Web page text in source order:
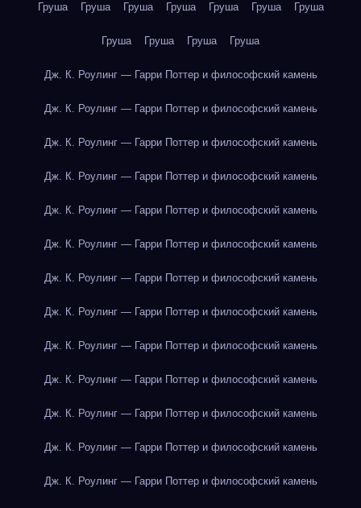
Груша Груша Груша Груша Груша Груша Груша
Груша Груша Груша Груша
Дж. К. Роулинг — Гарри Поттер и философский камень
Дж. К. Роулинг — Гарри Поттер и философский камень
Дж. К. Роулинг — Гарри Поттер и философский камень
Дж. К. Роулинг — Гарри Поттер и философский камень
Дж. К. Роулинг — Гарри Поттер и философский камень
Дж. К. Роулинг — Гарри Поттер и философский камень
Дж. К. Роулинг — Гарри Поттер и философский камень
Дж. К. Роулинг — Гарри Поттер и философский камень
Дж. К. Роулинг — Гарри Поттер и философский камень
Дж. К. Роулинг — Гарри Поттер и философский камень
Дж. К. Роулинг — Гарри Поттер и философский камень
Дж. К. Роулинг — Гарри Поттер и философский камень
Дж. К. Роулинг — Гарри Поттер и философский камень